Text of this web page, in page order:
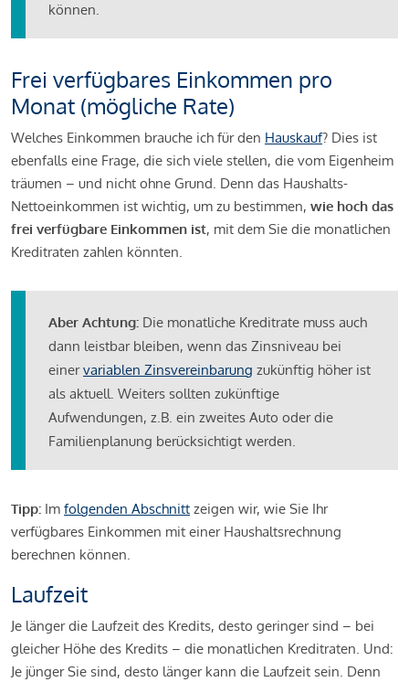
können.
Frei verfügbares Einkommen pro
Monat (mögliche Rate)
Welches Einkommen brauche ich für den Hauskauf? Dies ist
ebenfalls eine Frage, die sich viele stellen, die vom Eigenheim
träumen – und nicht ohne Grund. Denn das Haushalts-
Nettoeinkommen ist wichtig, um zu bestimmen, wie hoch das
frei verfügbare Einkommen ist, mit dem Sie die monatlichen
Kreditraten zahlen könnten.
Aber Achtung: Die monatliche Kreditrate muss auch
dann leistbar bleiben, wenn das Zinsniveau bei
einervariablen Zinsvereinbarung zukünftig höher ist
als aktuell. Weiters sollten zukünftige
Aufwendungen, z.B. ein zweites Auto oder die
Familienplanung berücksichtigt werden.
Tipp: Im folgenden Abschnitt zeigen wir, wie Sie Ihr
verfügbares Einkommen mit einer Haushaltsrechnung
berechnen können.
Laufzeit
Je länger die Laufzeit des Kredits, desto geringer sind – bei
gleicher Höhe des Kredits – die monatlichen Kreditraten. Und:
Je jünger Sie sind, desto länger kann die Laufzeit sein. Denn